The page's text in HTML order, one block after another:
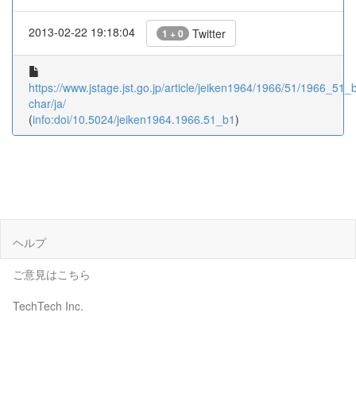
2013-02-22 19:18:04 1 + 0 Twitter
https://www.jstage.jst.go.jp/article/jeiken1964/1966/51/
char/ja/
(info:doi/10.5024/jeiken1964.1966.51_b1)
ヘルプ
ご意見はこちら
TechTech Inc.